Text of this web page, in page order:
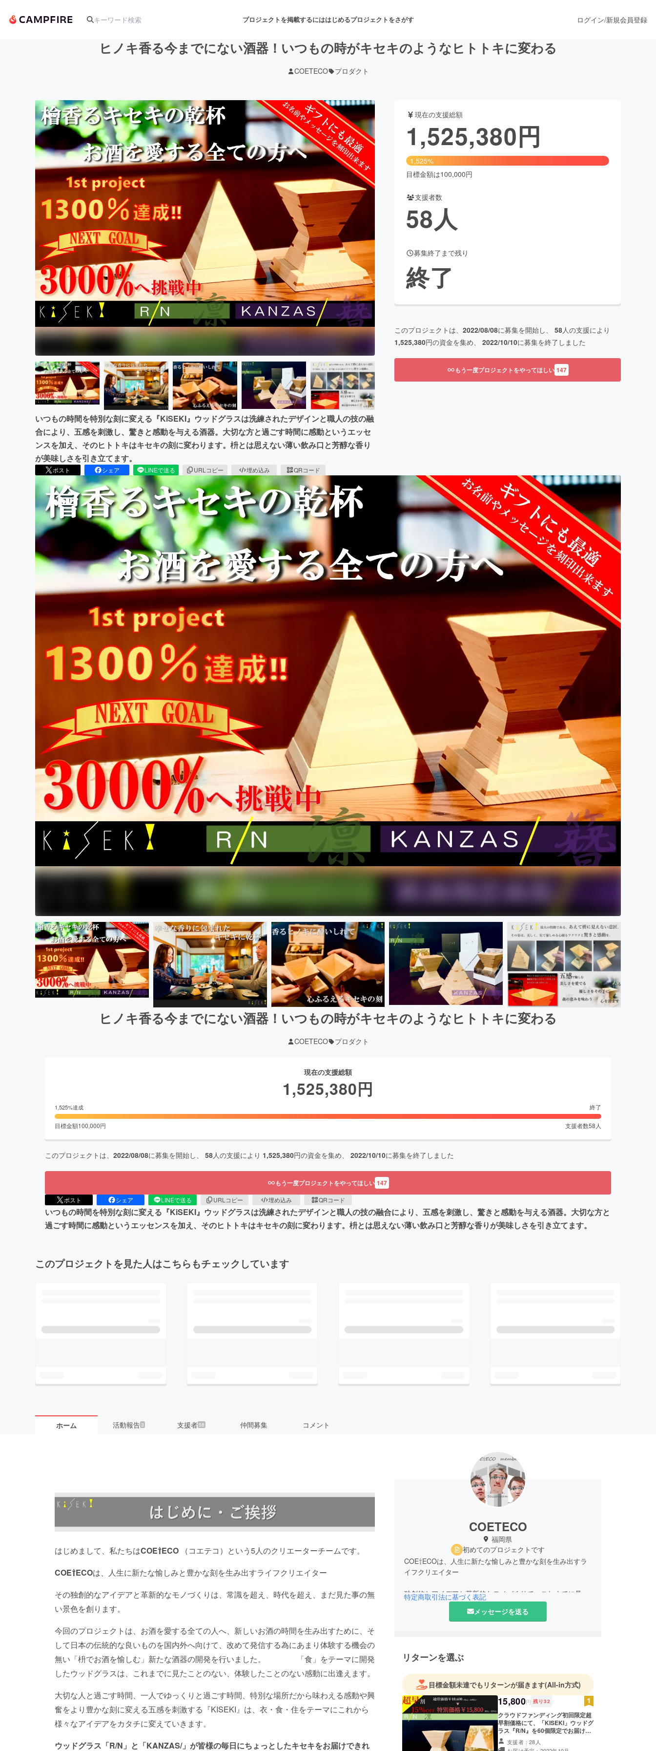
プロジェクトを掲載するにははじめるプロジェクトをさがす
アート・写真 舞台・パフォーマンス
テクノロジー・ガジェット ゲーム・サービス開発 フード・飲食店 ファッション
映像・映画 書籍・雑誌出版 アニメ・漫画
ビジネス・起業 チャレンジ ビューティー・ヘルスケア
まちづくり・地域活性化
CAMPFIRE for Social Good
CAMPFIRE Creation
CAMPFIREふるさと納税
コミュニティ
ログイン/新規会員登録
ヒノキ香る今までにない酒器！いつもの時がキセキのようなヒトトキに変わる
COETECO プロダクト
いつもの時間を特別な刻に変える『KiSEKI』ウッドグラスは洗練されたデザインと職人の技の融
合により、五感を刺激し、驚きと感動を与える酒器。大切な方と過ごす時間に感動というエッセ
ンスを加え、そのヒトトキはキセキの刻に変わります。枡とは思えない薄い飲み口と芳醇な香り
が美味しさを引き立てます。
ポスト シェア LINEで送る URLコピー 埋め込み QRコード
現在の支援総額
1,525,380円
1,525%
目標金額は100,000円
支援者数
58人
募集終了まで残り
終了
このプロジェクトは、 2022/08/08に募集を開始し、 58人の支援により
1,525,380円の資金を集め、 2022/10/10に募集を終了しました
もう一度プロジェクトをやってほしい 147
ヒノキ香る今までにない酒器！いつもの時がキセキのようなヒトトキに変わる
COETECO プロダクト
現在の支援総額
1,525,380円
1,525%達成 終了
目標金額100,000円 支援者数58 人
このプロジェクトは、 2022/08/08に募集を開始し、 58人の支援により 1,525,380円の資金を集め、 2022/10/10に募集を終了しました
もう一度プロジェクトをやってほしい 147
ポスト シェア LINEで送る URLコピー 埋め込み QRコード
いつもの時間を特別な刻に変える『KiSEKI』ウッドグラスは洗練されたデザインと職人の技の融合により、五感を刺激し、驚きと感動を与える酒器。大切な方と
過ごす時間に感動というエッセンスを加え、そのヒトトキはキセキの刻に変わります。枡とは思えない薄い飲み口と芳醇な香りが美味しさを引き立てます。
このプロジェクトを見た人はこちらもチェックしています
ホーム 活動報告3 支援者58 仲間募集 コメント
はじめまして、私たちはCOE⇧ECO （コエテコ）という5人のクリエーターチームです。
COE⇧ECOは、人生に新たな愉しみと豊かな刻を生み出すライフクリエイター
その独創的なアイデアと革新的なモノづくりは、常識を超え、時代を超え、まだ見た事の無
い景色を創ります。
今回のプロジェクトは、お酒を愛する全ての人へ、新しいお酒の時間を生み出すために、そ
して日本の伝統的な良いものを国内外へ向けて、改めて発信する為にあまり体験する機会の
無い「枡でお酒を愉しむ」新たな酒器の開発を行いました。 「食」をテーマに開発
したウッドグラスは、これまでに見たことのない、体験したことのない感動に出逢えます。
大切な人と過ごす時間、一人でゆっくりと過ごす時間、特別な場所だから味わえる感動や興
奮をより豊かな刻に変える五感を刺激する『KISEKI』は、衣・食・住をテーマにこれから
様々なアイデアをカタチに変えていきます。
ウッドグラス「R/N」と「KANZAS/」が皆様の毎日にちょっとしたキセキをお届けできれ
COETECO
福岡県
初めてのプロジェクトです
COE⇧ECOは、人生に新たな愉しみと豊かな刻を生み出すラ
イフクリエイター
独創的なアイデアと革新的なモノづくりで、これまでに見た
事の無い景色を創ります。
衣・食・住という人が生きていくのに必要不可欠なものに、
おもしろく、おしゃれな毎日、くすっと笑えるちょっとした
ますので、今回のプロジェクトを皮切りに『COE⇧ECO 』の
挑戦は続いていきます。
皆様の応援を力に変えて、次なる「超えていくもの」を生み
出していきます。
特定商取引法に基づく表記
メッセージを送る
リターンを選ぶ
目標金額未達でもリターンが届きます(All-in方式)
15,800円 残り 32
クラウドファンディング初回限定超
早割価格にて、「KISEKI」ウッドグ
ラス『R/N』を60個限定でお届け致
します。 刻印をご希望の場合は、ご
購入後に別途こちらよりご連絡差し
支援者：28人